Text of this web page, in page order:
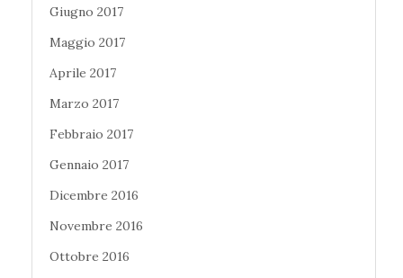
Giugno 2017
Maggio 2017
Aprile 2017
Marzo 2017
Febbraio 2017
Gennaio 2017
Dicembre 2016
Novembre 2016
Ottobre 2016